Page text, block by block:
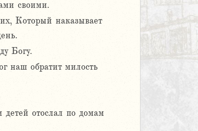
своими.
Который наказывает
Богу.
наш обратит милость
отослал по домам